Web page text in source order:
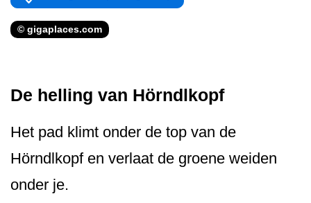
© gigaplaces.com
De helling van Hörndlkopf
Het pad klimt onder de top van de
Hörndlkopf en verlaat de groene weiden
onder je.